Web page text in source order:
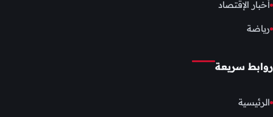
أخبار الإقتصاد
رياضة
روابط سريعة
الرئيسية